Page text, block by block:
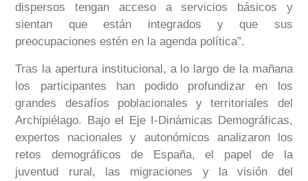
dispersos tengan acceso a servicios básicos y
sientan que están integrados y que sus
preocupaciones estén en la agenda política”.
Tras la apertura institucional, a lo largo de la mañana
los participantes han podido profundizar en los
grandes desafíos poblacionales y territoriales del
Archipiélago. Bajo el Eje I-Dinámicas Demográficas,
expertos nacionales y autonómicos analizaron los
retos demográficos de España, el papel de la
juventud rural, las migraciones y la visión del